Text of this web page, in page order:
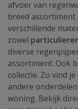
afvoer van
breed assortiment
verschillende
zowel
diverse
assortiment. Ook
collectie. Zo vind
andere
woning. Bekijk